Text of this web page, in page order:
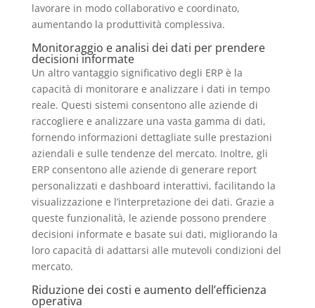
lavorare in modo collaborativo e coordinato,
aumentando la produttività complessiva.
Monitoraggio e analisi dei dati per prendere
decisioni informate
Un altro vantaggio significativo degli ERP è la
capacità di monitorare e analizzare i dati in tempo
reale. Questi sistemi consentono alle aziende di
raccogliere e analizzare una vasta gamma di dati,
fornendo informazioni dettagliate sulle prestazioni
aziendali e sulle tendenze del mercato. Inoltre, gli
ERP consentono alle aziende di generare report
personalizzati e dashboard interattivi, facilitando la
visualizzazione e l’interpretazione dei dati. Grazie a
queste funzionalità, le aziende possono prendere
decisioni informate e basate sui dati, migliorando la
loro capacità di adattarsi alle mutevoli condizioni del
mercato.
Riduzione dei costi e aumento dell’efficienza
operativa